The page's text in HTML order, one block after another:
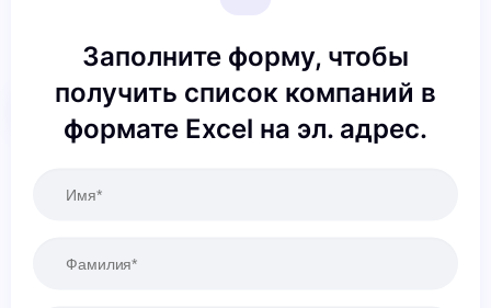
Сбросить Применить
Заполните форму, чтобы
получить список компаний в
формате Excel на эл. адрес.